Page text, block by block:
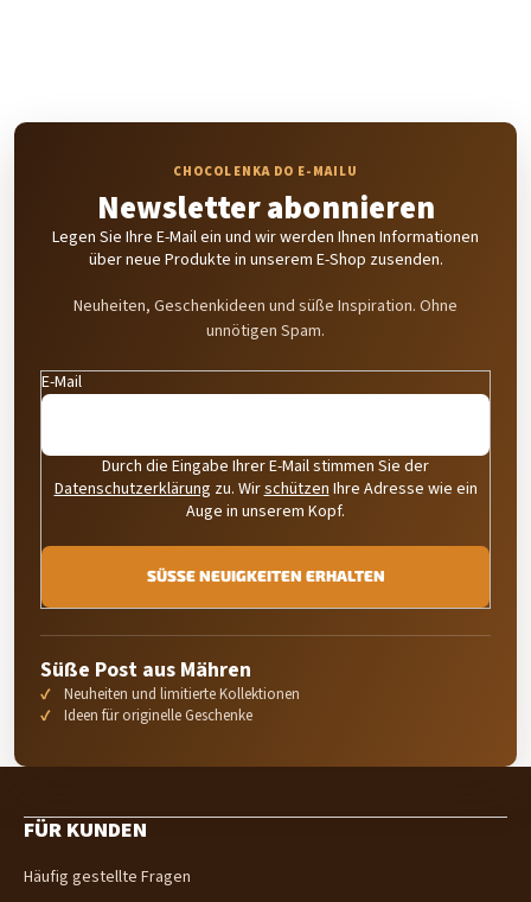
Newsletter abonnieren
Legen Sie Ihre E-Mail ein und wir werden Ihnen Informationen
über neue Produkte in unserem E-Shop zusenden.
Neuheiten, Geschenkideen und süße Inspiration. Ohne
unnötigen Spam.
E-Mail
Durch die Eingabe Ihrer E-Mail stimmen Sie der
Datenschutzerklärung zu. Wirschützen Ihre Adresse wie ein
Auge in unserem Kopf.
SÜSSE NEUIGKEITEN ERHALTEN
Süße Post aus Mähren
Neuheiten und limitierte Kollektionen
Ideen für originelle Geschenke
FÜR KUNDEN
Häufig gestellte Fragen